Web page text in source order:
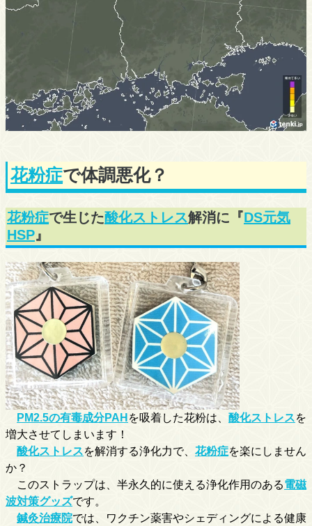
花粉症で体調悪化？
花粉症で生じた酸化ストレス解消に『DS元気
HSP』
PM2.5の有毒成分PAH を吸着した花粉は、 酸化ストレスを
増大させてしまいます！
酸化ストレスを解消する浄化力で、 花粉症を楽にしません
か？
このストラップは、半永久的に使える浄化作用のある電磁
波対策グッズです。
鍼灸治療院では、ワクチン薬害やシェディングによる健康